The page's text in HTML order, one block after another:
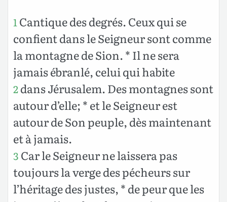
1 Cantique des degrés. Ceux qui se
confient dans le Seigneur sont comme
la montagne de Sion. * Il ne sera
jamais ébranlé, celui qui habite
2dans Jérusalem. Des montagnes sont
autour d’elle; * et le Seigneur est
autour de Son peuple, dès maintenant
et à jamais.
3 Car le Seigneur ne laissera pas
toujours la verge des pécheurs sur
l’héritage des justes, * de peur que les